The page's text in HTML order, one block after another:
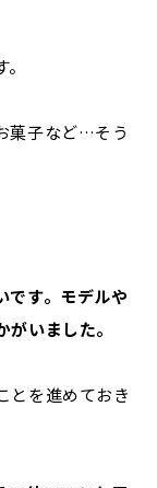
菓子など…そう
す。モデルや
いました。
とを進めておき